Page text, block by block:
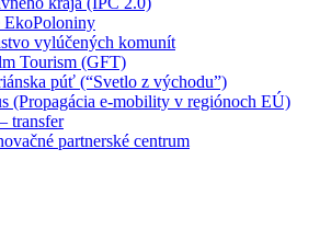
EkoPoloniny
vylúčených komunít
Tourism (GFT)
púť (“Svetlo z východu”)
(Propagácia e-mobility v regiónoch EÚ)
transfer
partnerské centrum